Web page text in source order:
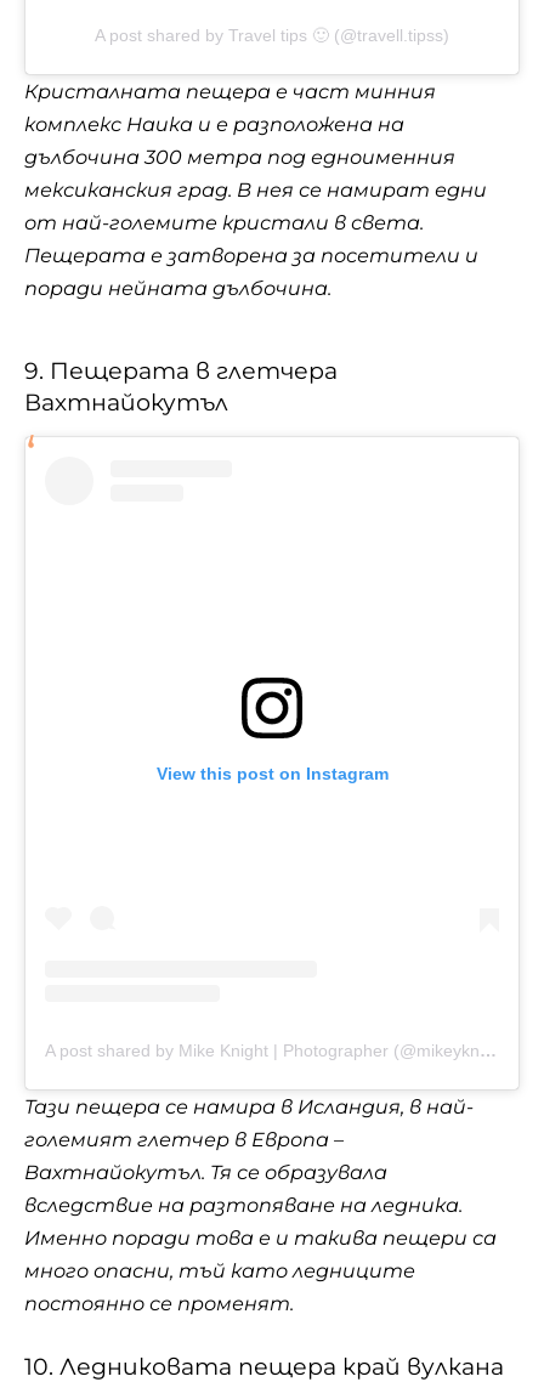
A post shared by Travel tips 🙂 (@travell.tipss)
Кристалната пещера е част минния
комплекс Наика и е разположена на
дълбочина 300 метра под едноименния
мексиканския град. В нея се намират едни
от най-големите кристали в света.
Пещерата е затворена за посетители и
поради нейната дълбочина.
9. Пещерата в глетчера
Вахтнайокутъл
View this post on Instagram
A post shared by Mike Knight | Photographer (@mikeyknighty)
Тази пещера се намира в Исландия, в най-
големият глетчер в Европа –
Вахтнайокутъл. Тя се образувала
вследствие на разтопяване на ледника.
Именно поради това е и такива пещери са
много опасни, тъй като ледниците
постоянно се променят.
10. Ледниковата пещера край вулкана